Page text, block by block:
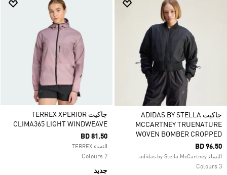
جاكيت ADIDAS BY STELLA
MCCARTNEY TRUENATURE
WOVEN BOMBER CROPPED
BD 96.50
النساء adidas by Stella McCartney
3 Colours
جاكيت TERREX XPERIOR
CLIMA365 LIGHT WINDWEAVE
BD 81.50
النساء TERREX
2 Colours
جديد